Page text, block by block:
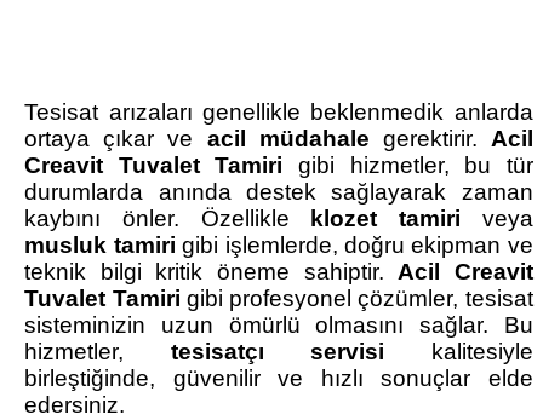
Tesisat arızaları genellikle beklenmedik anlarda
ortaya çıkar ve acil müdahale gerektirir. Acil
Creavit Tuvalet Tamiri gibi hizmetler, bu tür
durumlarda anında destek sağlayarak zaman
kaybını önler. Özellikle
klozet tamiri veya
musluk tamiri gibi işlemlerde, doğru ekipman ve
teknik bilgi kritik öneme sahiptir.Acil Creavit
Tuvalet Tamiri gibi profesyonel çözümler, tesisat
sisteminizin uzun ömürlü olmasını sağlar. Bu
hizmetler, tesisatçı servisi kalitesiyle
birleştiğinde, güvenilir ve hızlı sonuçlar elde
edersiniz.